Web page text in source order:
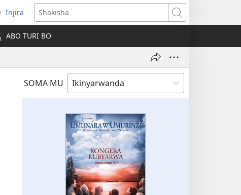
Injira
(ifungukire
ahandi)
Shakisha
ABO TURI BO
SOMA MU